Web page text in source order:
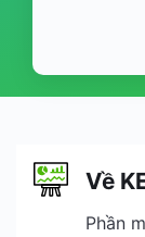
Về
Phần